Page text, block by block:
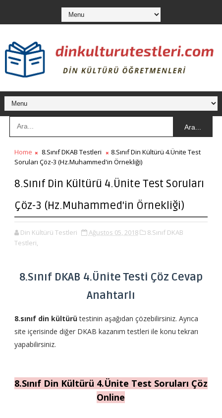
Ara...
Home 8.Sınıf DKAB Testleri
8.Sınıf Din Kültürü 4.Ünite Test
Soruları Çöz-3 (Hz.Muhammed'in Örnekliği)
8.Sınıf Din Kültürü 4.Ünite Test Soruları
Çöz-3 (Hz.Muhammed'in Örnekliği)
Din Kültürü Testleri Ağustos 05, 2018
8.Sınıf DKAB
Testleri,
8.Sınıf DKAB 4.Ünite Testi Çöz Cevap
Anahtarlı
8.sınıf din kültürütestinin aşağıdan çözebilirsiniz. Ayrıca
site içerisinde diğer DKAB kazanım testleri ile konu tekrarı
yapabilirsiniz.
8.Sınıf Din Kültürü 4.Ünite Test Soruları Çöz
Online